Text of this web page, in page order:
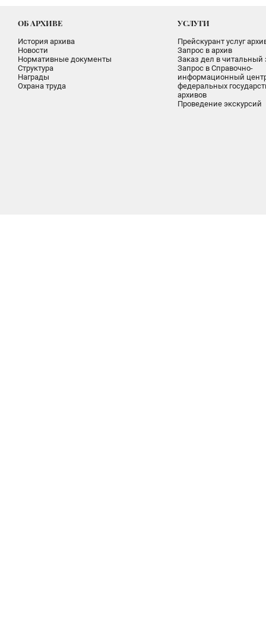
ОБ АРХИВЕ
История архива
Новости
Нормативные документы
Структура
Награды
Охрана труда
УСЛУГИ
Прейскурант услуг
Запрос в архив
Заказ дел в читальный
Запрос в Справочно-
информационный
федеральных
архивов
Проведение экскурсий